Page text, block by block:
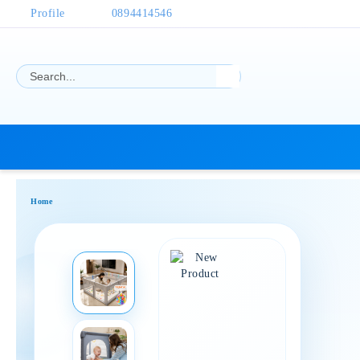
Profile 0894414546
Home